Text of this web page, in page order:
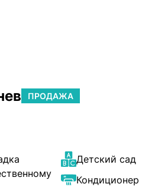
ПРОДАЖА
Детский сад
Кондиционер